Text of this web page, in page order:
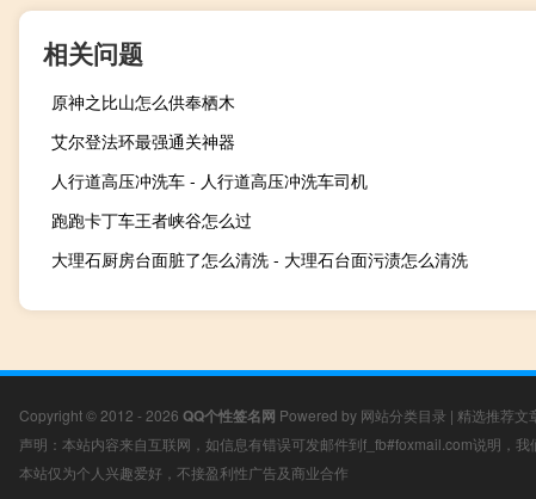
相关问题
原神之比山怎么供奉栖木
艾尔登法环最强通关神器
人行道高压冲洗车 - 人行道高压冲洗车司机
跑跑卡丁车王者峡谷怎么过
大理石厨房台面脏了怎么清洗 - 大理石台面污渍怎么清洗
Copyright © 2012 - 2026 QQ个性签名网 Powered by 网站分类目录 | 精选推荐文
声明：本站内容来自互联网，如信息有错误可发邮件到f_fb#foxmail.com说明，我
本站仅为个人兴趣爱好，不接盈利性广告及商业合作